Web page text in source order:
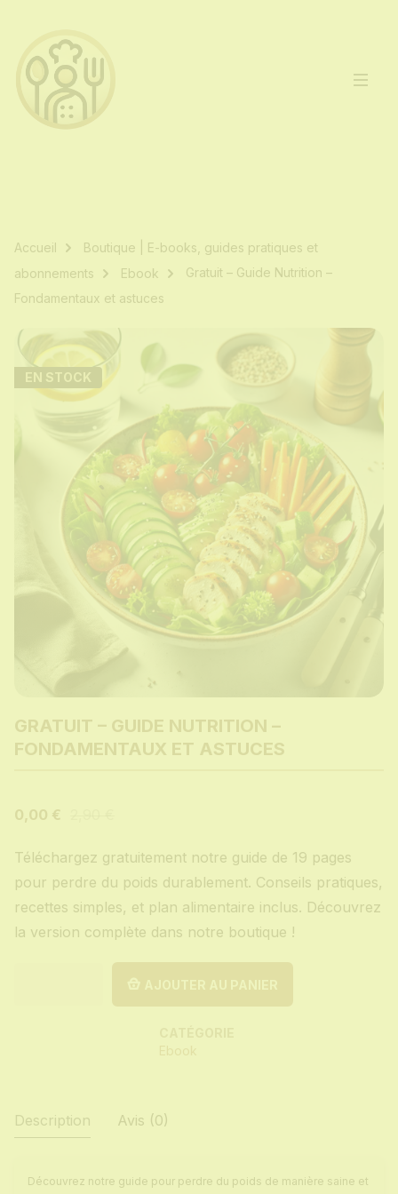
Accueil
Boutique | E-books, guides pratiques et
abonnements
Ebook
Gratuit – Guide Nutrition –
Fondamentaux et astuces
EN STOCK
GRATUIT – GUIDE NUTRITION –
FONDAMENTAUX ET ASTUCES
0,00 €
Téléchargez gratuitement notre guide de 19 pages
pour perdre du poids durablement. Conseils pratiques,
recettes simples, et plan alimentaire inclus. Découvrez
la version complète dans notre boutique !
AJOUTER AU PANIER
Ebook
Description Avis (0)
Découvrez notre guide pour perdre du poids de manière saine et